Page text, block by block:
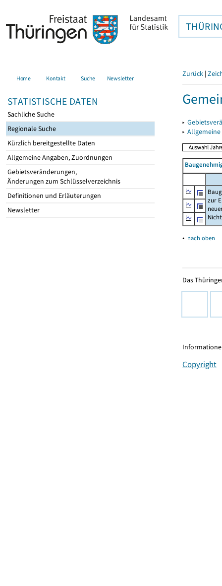
Home Kontakt Suche Newsletter
STATISTISCHE DATEN
Sachliche Suche
Regionale Suche
Kürzlich bereitgestellte Daten
Allgemeine Angaben, Zuordnungen
Gebietsveränderungen,
Änderungen zum Schlüsselverzeichnis
Definitionen und Erläuterungen
Newsletter
Zurück |
▸
▸
zur
▴ nach oben
Das
Copyright